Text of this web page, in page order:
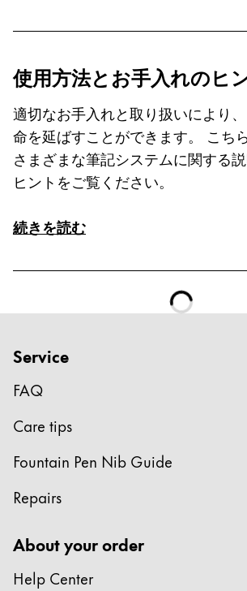
Cambodia
Malaysia
English
Middle East
Ozania
この地域には、Lamyが顧客に提
使用方法とお手入れのヒ
適切なお手入れと取り扱いにより
命を延ばすことができます。 こち
さまざまな筆記システムに関する
ヒントをご覧ください。
続きを読む
Service
FAQ
Care tips
Fountain Pen Nib Guide
Repairs
About your order
Help Center